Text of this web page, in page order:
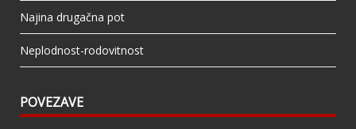
Najina drugačna pot
Neplodnost-rodovitnost
POVEZAVE